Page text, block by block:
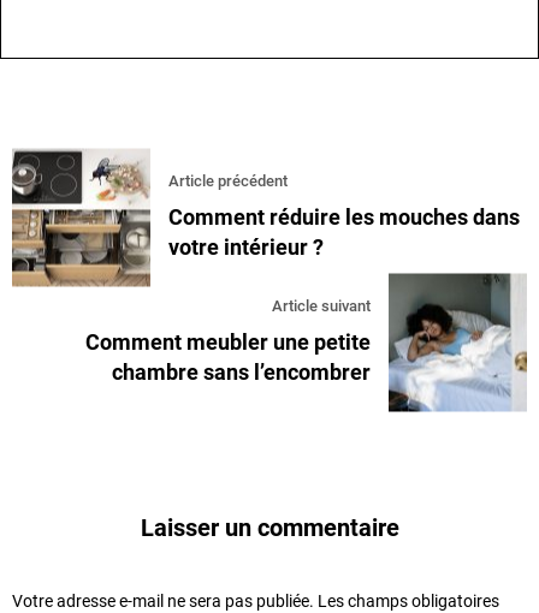
Article précédent
Comment réduire les mouches dans
votre intérieur ?
Article suivant
Comment meubler une petite
chambre sans l’encombrer
Laisser un commentaire
Votre adresse e-mail ne sera pas publiée. Les champs obligatoires